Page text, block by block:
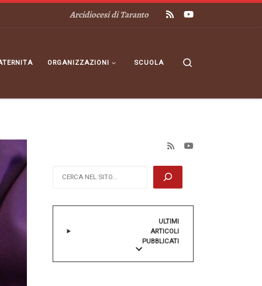
Arcidiocesi di Taranto
ORGANIZZAZIONI SCUOLA
ULTIMI
ARTICOLI
PUBBLICATI